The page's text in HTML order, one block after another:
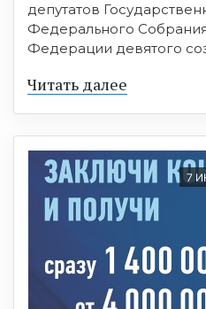
депутатов
Федерального
Федерации девятого
Читать далее
7